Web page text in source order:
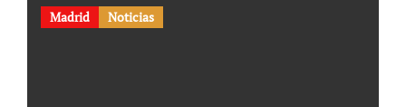
Madrid Noticias